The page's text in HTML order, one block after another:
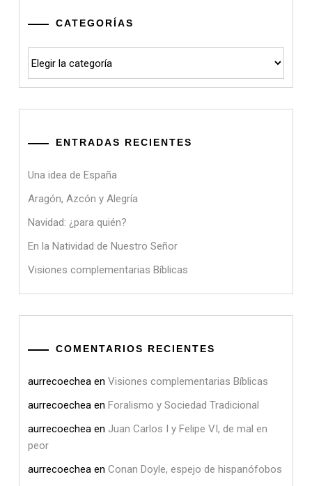
CATEGORÍAS
ENTRADAS RECIENTES
Una idea de España
Aragón, Azcón y Alegría
Navidad: ¿para quién?
En la Natividad de Nuestro Señor
Visiones complementarias Bíblicas
COMENTARIOS RECIENTES
aurrecoechea en Visiones complementarias Bíblicas
aurrecoechea en Foralismo y Sociedad Tradicional
aurrecoechea en Juan Carlos I y Felipe VI, de mal en
peor
aurrecoechea en Conan Doyle, espejo de hispanófobos